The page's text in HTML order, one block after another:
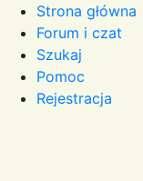
Strona główna
Forum i czat
Szukaj
Pomoc
Rejestracja